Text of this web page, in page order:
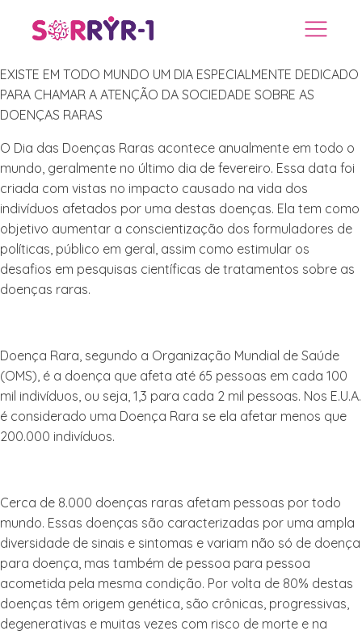
EXISTE EM TODO MUNDO UM DIA ESPECIALMENTE DEDICADO
PARA CHAMAR A ATENÇÃO DA SOCIEDADE SOBRE AS
DOENÇAS RARAS
O Dia das Doenças Raras acontece anualmente em todo o
mundo, geralmente no último dia de fevereiro. Essa data foi
criada com vistas no impacto causado na vida dos
indivíduos afetados por uma destas doenças. Ela tem como
objetivo aumentar a conscientização dos formuladores de
políticas, público em geral, assim como estimular os
desafios em pesquisas científicas de tratamentos sobre as
doenças raras.
Doença Rara, segundo a Organização Mundial de Saúde
(OMS), é a doença que afeta até 65 pessoas em cada 100
mil indivíduos, ou seja, 1,3 para cada 2 mil pessoas. Nos E.U.A.
é considerado uma Doença Rara se ela afetar menos que
200.000 indivíduos.
Cerca de 8.000 doenças raras afetam pessoas por todo
mundo. Essas doenças são caracterizadas por uma ampla
diversidade de sinais e sintomas e variam não só de doença
para doença, mas também de pessoa para pessoa
acometida pela mesma condição. Por volta de 80% destas
doenças têm origem genética, são crônicas, progressivas,
degenerativas e muitas vezes com risco de morte e na